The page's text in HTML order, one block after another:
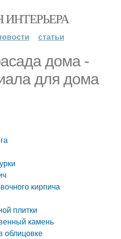
статьи
дома -
для дома
кирпича
плитки
камень
облицовке